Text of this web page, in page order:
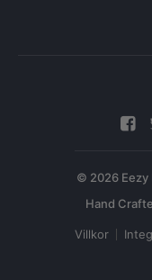
© 2026 Eezy
Villkor